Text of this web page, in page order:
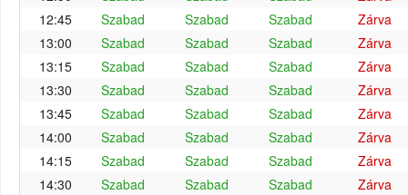
12:45
Szabad Szabad Szabad
Zárva
13:00
Szabad Szabad Szabad
Zárva
13:15
Szabad Szabad Szabad
Zárva
13:30
Szabad Szabad Szabad
Zárva
13:45
Szabad Szabad Szabad
Zárva
14:00
Szabad Szabad Szabad
Zárva
14:15
Szabad Szabad Szabad
Zárva
14:30
Szabad Szabad Szabad
Zárva